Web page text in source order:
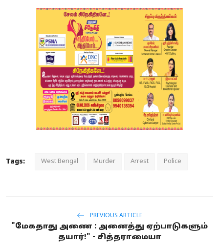
Tags: West Bengal Murder Arrest Police
PREVIOUS ARTICLE
"மேகதாது அணை : அனைத்து ஏற்பாடுகளும்
தயார்!" - சித்தராமையா